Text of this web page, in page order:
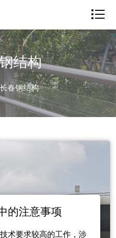
结构
长春钢结构
的注意事项
术要求较高的工作，涉